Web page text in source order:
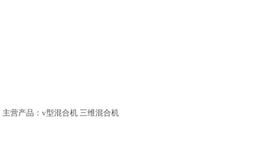
主营产品：v型混合机 三维混合机